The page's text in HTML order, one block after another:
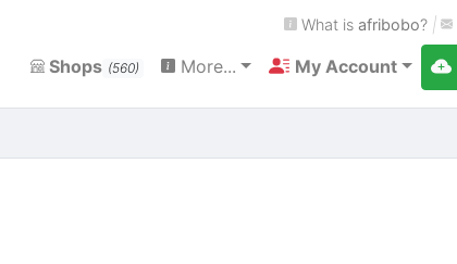
What is afribobo? |
Shops (560) More... My Account